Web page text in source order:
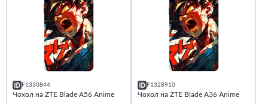
F1330844
Чохол на ZTE Blade A56 Anime
F1328910
Чохол на ZTE Blade A36 Anime